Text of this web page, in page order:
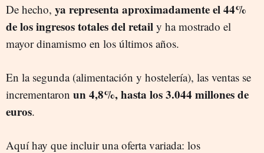
De hecho, ya representa aproximadamente el 44%
de los ingresos totales del retail y ha mostrado el
mayor dinamismo en los últimos años.
En la segunda (alimentación y hostelería), las ventas se
incrementaron un 4,8%, hasta los 3.044 millones de
euros.
Aquí hay que incluir una oferta variada: los